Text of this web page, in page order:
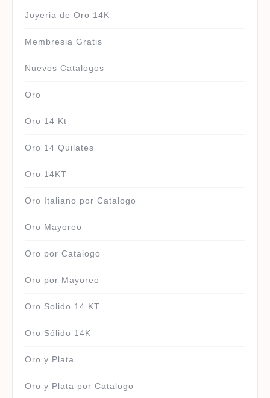
Joyeria de Oro 14K
Membresia Gratis
Nuevos Catalogos
Oro
Oro 14 Kt
Oro 14 Quilates
Oro 14KT
Oro Italiano por Catalogo
Oro Mayoreo
Oro por Catalogo
Oro por Mayoreo
Oro Solido 14 KT
Oro Sólido 14K
Oro y Plata
Oro y Plata por Catalogo